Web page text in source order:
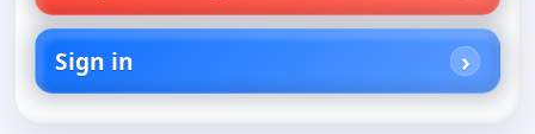
Sign in